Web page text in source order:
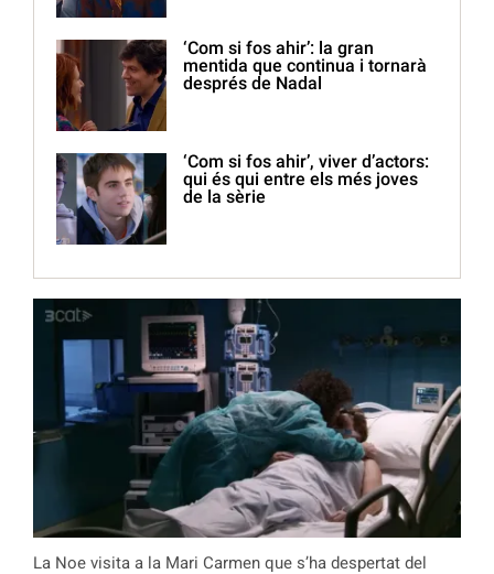
‘Com si fos ahir’: la gran
mentida que continua i tornarà
després de Nadal
‘Com si fos ahir’, viver d’actors:
qui és qui entre els més joves
de la sèrie
La Noe visita a la Mari Carmen que s’ha despertat del